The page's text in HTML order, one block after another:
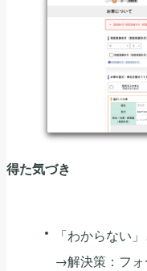
得た気づき
「わからない
→解決策：フォ